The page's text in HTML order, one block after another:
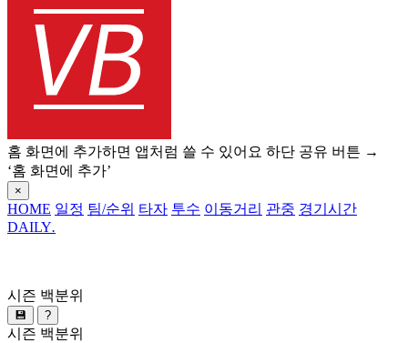
홈 화면에 추가하면 앱처럼 쓸 수 있어요 하단 공유 버튼 →
‘홈 화면에 추가’
×
HOME 일정 팀/순위 타자 투수 이동거리 관중 경기시간
DAILY.
시즌 백분위
💾 ?
시즌 백분위